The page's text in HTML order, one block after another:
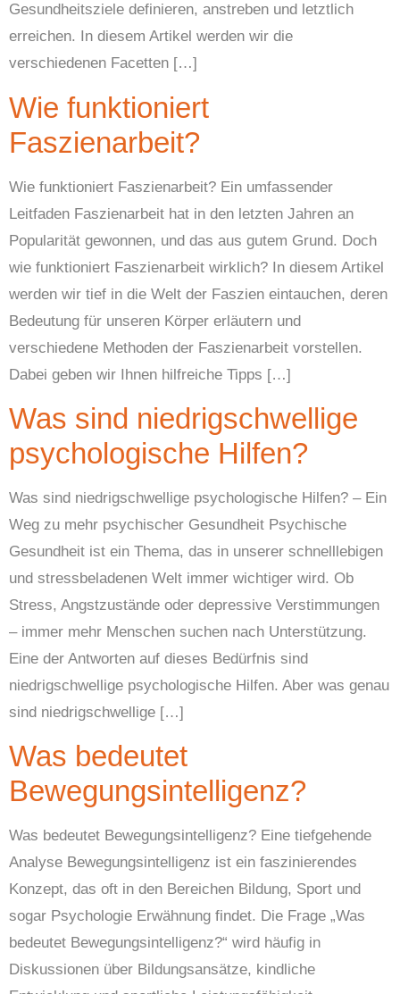
Gesundheitsziele definieren, anstreben und letztlich
erreichen. In diesem Artikel werden wir die
verschiedenen Facetten […]
Wie funktioniert
Faszienarbeit?
Wie funktioniert Faszienarbeit? Ein umfassender
Leitfaden Faszienarbeit hat in den letzten Jahren an
Popularität gewonnen, und das aus gutem Grund. Doch
wie funktioniert Faszienarbeit wirklich? In diesem Artikel
werden wir tief in die Welt der Faszien eintauchen, deren
Bedeutung für unseren Körper erläutern und
verschiedene Methoden der Faszienarbeit vorstellen.
Dabei geben wir Ihnen hilfreiche Tipps […]
Was sind niedrigschwellige
psychologische Hilfen?
Was sind niedrigschwellige psychologische Hilfen? – Ein
Weg zu mehr psychischer Gesundheit Psychische
Gesundheit ist ein Thema, das in unserer schnelllebigen
und stressbeladenen Welt immer wichtiger wird. Ob
Stress, Angstzustände oder depressive Verstimmungen
– immer mehr Menschen suchen nach Unterstützung.
Eine der Antworten auf dieses Bedürfnis sind
niedrigschwellige psychologische Hilfen. Aber was genau
sind niedrigschwellige […]
Was bedeutet
Bewegungsintelligenz?
Was bedeutet Bewegungsintelligenz? Eine tiefgehende
Analyse Bewegungsintelligenz ist ein faszinierendes
Konzept, das oft in den Bereichen Bildung, Sport und
sogar Psychologie Erwähnung findet. Die Frage „Was
bedeutet Bewegungsintelligenz?“ wird häufig in
Diskussionen über Bildungsansätze, kindliche